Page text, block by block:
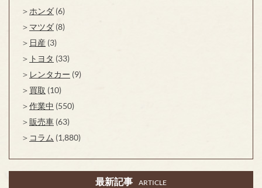
ホンダ (6)
マツダ (8)
日産 (3)
トヨタ (33)
レンタカー (9)
買取 (10)
作業中 (550)
販売車 (63)
コラム (1,880)
最新記事 ARTICLE